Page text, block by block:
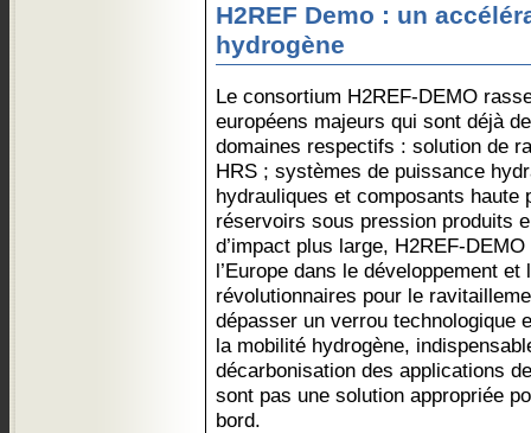
H2REF Demo : un
hydrogène
Le consortium H2REF-DEMO
européens majeurs qui sont déjà
domaines respectifs : solution de
HRS ; systèmes de puissance
hydrauliques et composants haute
réservoirs sous pression produits
d’impact plus large, H2REF-
l’Europe dans le développement
révolutionnaires pour le
dépasser un verrou technologique
la mobilité hydrogène,
décarbonisation des applications
sont pas une solution appropriée
bord.